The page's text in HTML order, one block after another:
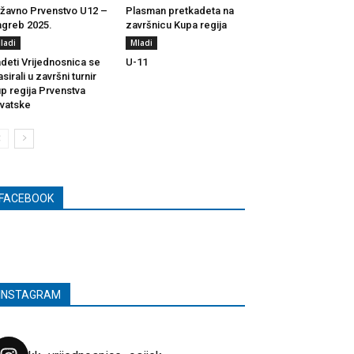
Prvenstvo U12 –
2025.
Plasman pretkadeta na
završnicu Kupa regija
Vrijednosnica se
u završni turnir
regija Prvenstva
Mladi
U-11
FACEBOOK
INSTAGRAM